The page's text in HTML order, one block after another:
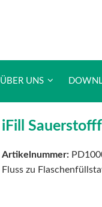
ÜBER UNS
iFill
Artikelnummer:
Fluss zu